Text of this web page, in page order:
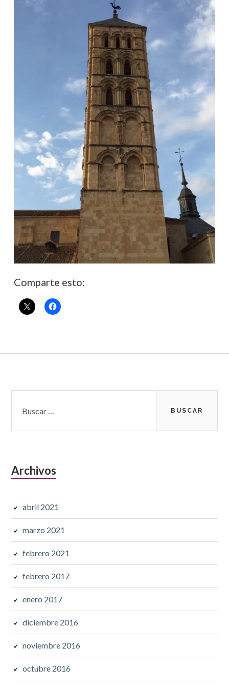
NAVEGACIÓN
Comparte esto:
lateral
subsidiaria
Archivos
abril 2021
marzo 2021
febrero 2021
febrero 2017
enero 2017
diciembre 2016
noviembre 2016
octubre 2016